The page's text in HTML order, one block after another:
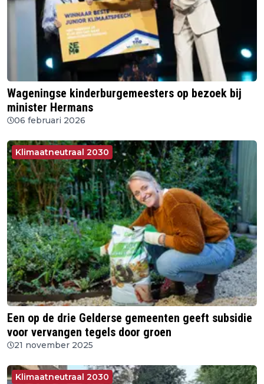
Wageningse kinderburgemeesters op bezoek bij
minister Hermans
06 februari 2026
Klimaatneutraal 2030
Een op de drie Gelderse gemeenten geeft subsidie
voor vervangen tegels door groen
21 november 2025
Klimaatneutraal 2030